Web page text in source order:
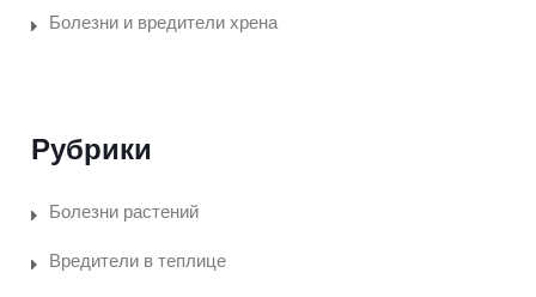
Болезни и вредители хрена
Рубрики
Болезни растений
Вредители в теплице